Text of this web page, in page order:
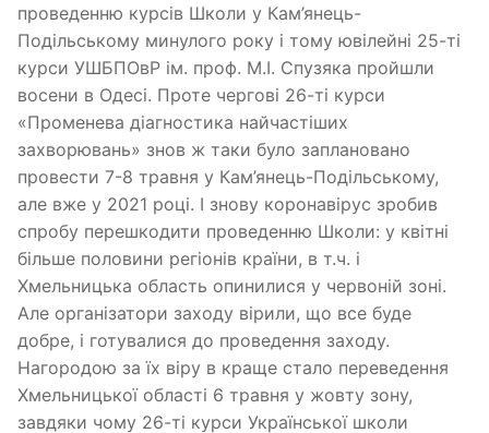
проведенню курсів Школи у Кам’янець-
Подільському минулого року і тому ювілейні 25-ті
курси УШБПОвР ім. проф. М.І. Спузяка пройшли
восени в Одесі. Проте чергові 26-ті курси
«Променева діагностика найчастіших
захворювань» знов ж таки було заплановано
провести 7-8 травня у Кам’янець-Подільському,
але вже у 2021 році. І знову коронавірус зробив
спробу перешкодити проведенню Школи: у квітні
більше половини регіонів країни, в т.ч. і
Хмельницька область опинилися у червоній зоні.
Але організатори заходу вірили, що все буде
добре, і готувалися до проведення заходу.
Нагородою за їх віру в краще стало переведення
Хмельницької області 6 травня у жовту зону,
завдяки чому 26-ті курси Української школи